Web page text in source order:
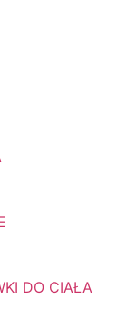
DO CIAŁA